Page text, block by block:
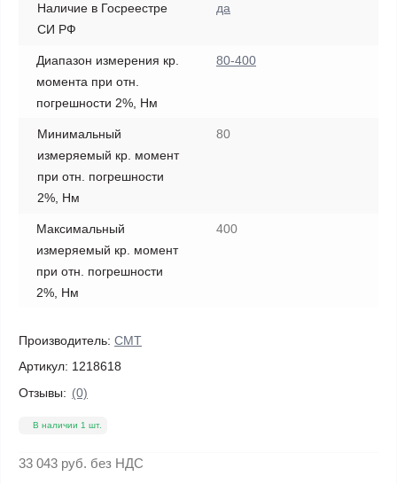
Наличие в Госреестре
СИ РФ
да
Диапазон измерения кр.
момента при отн.
погрешности 2%, Нм
80-400
Минимальный
измеряемый кр. момент
при отн. погрешности
2%, Нм
80
Максимальный
измеряемый кр. момент
при отн. погрешности
2%, Нм
400
Производитель: СМТ
Артикул: 1218618
Отзывы: (0)
В наличии 1 шт.
33 043 руб. без НДС